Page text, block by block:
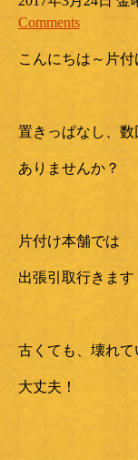
Comments
こんにちは～片
置きっぱなし、
ありませんか？
片付け本舗では
出張引取行きます
古くても、壊れて
大丈夫！